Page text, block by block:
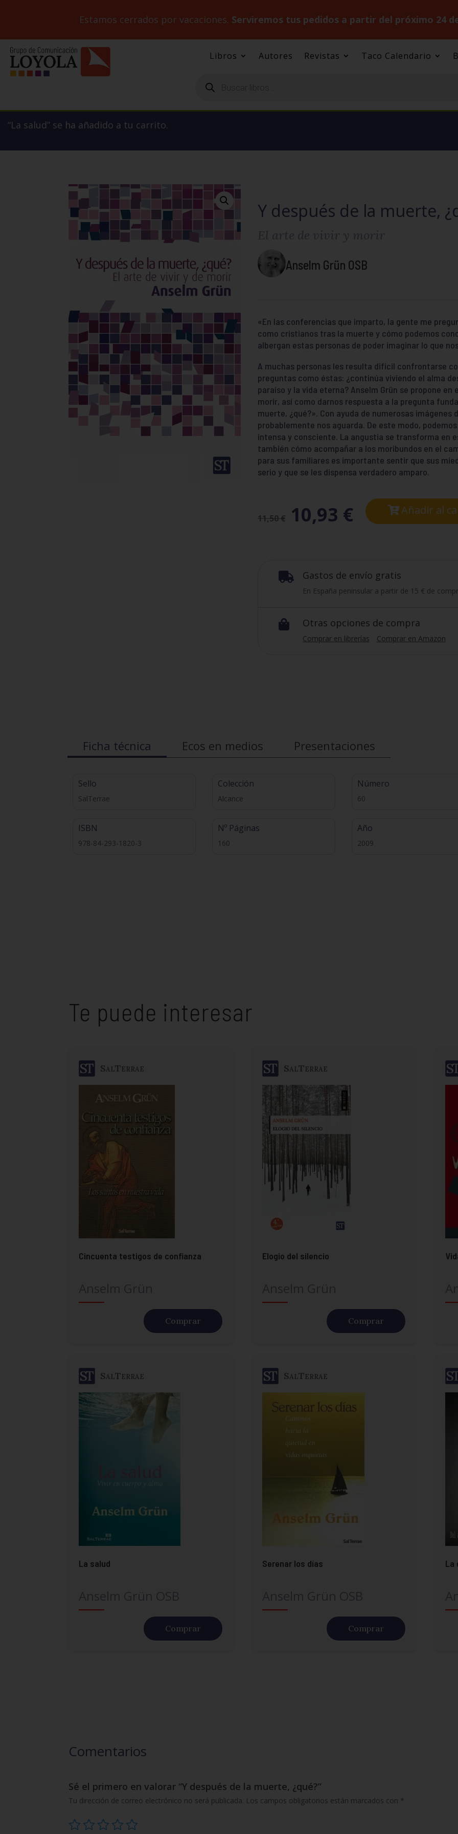
Estamos cerrados por vacaciones. Serviremos tus pedidos a partir del próximo 24
Libros Autores Revistas Taco Calendario
productos
“La salud” se ha añadido a tu carrito.
Y después de la muerte,
Anselm Grün OSB
«En las conferencias que imparto, la gente me
como cristianos tras la muerte y cómo podemos
albergan estas personas de poder imaginar lo que
A muchas personas les resulta difícil confrontarse
preguntas como éstas: ¿continúa viviendo el alma
paraíso y la vida eterna? Anselm Grün se propone en
morir, así como darnos respuesta a la pregunta
muerte, ¿qué?». Con ayuda de numerosas imágenes
probablemente nos aguarda. De este modo,
intensa y consciente. La angustia se transforma en
también cómo acompañar a los moribundos en el
para sus familiares es importante sentir que sus
serio y que se les dispensa verdadero amparo.
11,50€ 10,93 € Añadir al
 Gastos de envío gratis
En España peninsular a partir de 15 € de
 Otras opciones de compra
Comprar en librerías Comprar en Amazon
Ficha técnica Ecos en medios Presentaciones
Sello
SalTerrae
ISBN
978-84-293-1820-3
Colección
Alcance
Nº Páginas
160
Número
60
Año
2009
Te puede interesar
SalTerrae
Cincuenta testigos de confianza
Comprar
SalTerrae
Elogio del silencio
Comprar
SalTerrae
La salud
Comprar
SalTerrae
Serenar los días
Comprar
La
Comentarios
Sé el primero en valorar “Y después de la muerte, ¿qué?”
Tu dirección de correo electrónico no será publicada. Los campos obligatorios están marcados con *